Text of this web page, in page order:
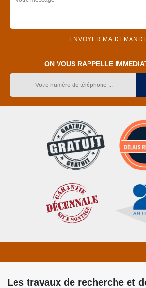
ON VOUS RAPPELLE
Les travaux de recherche et